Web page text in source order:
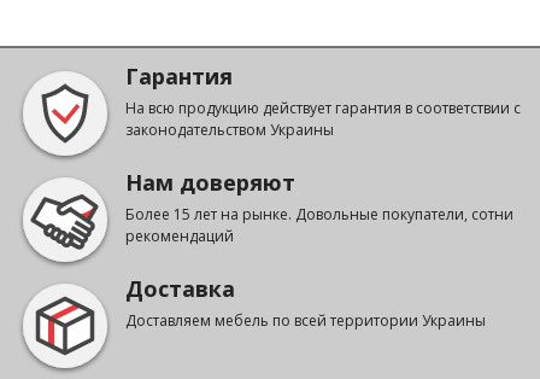
Гарантия
На всю продукцию действует гарантия в соответствии с
законодательством Украины
Нам доверяют
Более 15 лет на рынке. Довольные покупатели, сотни
рекомендаций
Доставка
Доставляем мебель по всей территории Украины